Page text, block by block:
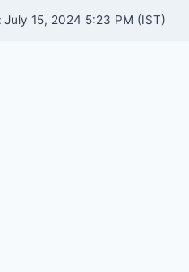
July 15, 2024 5:23 PM (IST)